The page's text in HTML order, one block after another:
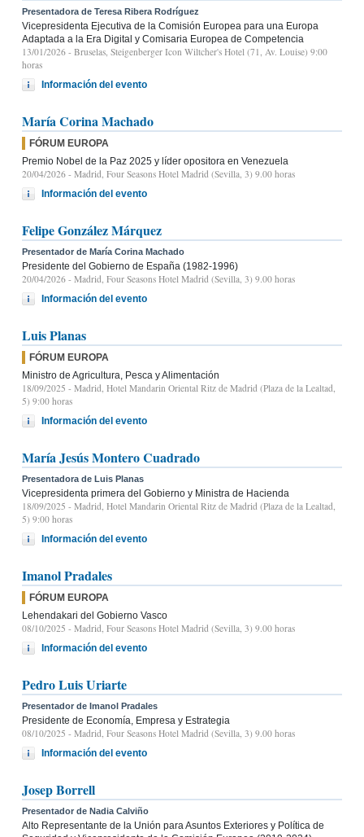
Presentadora de Teresa Ribera Rodríguez
Vicepresidenta Ejecutiva de la Comisión Europea para una Europa
Adaptada a la Era Digital y Comisaria Europea de Competencia
13/01/2026 - Bruselas, Steigenberger Icon Wiltcher's Hotel (71, Av. Louise) 9:00
horas
Información del evento
María Corina Machado
FÓRUM EUROPA
Premio Nobel de la Paz 2025 y líder opositora en Venezuela
20/04/2026 - Madrid, Four Seasons Hotel Madrid (Sevilla, 3) 9.00 horas
Información del evento
Felipe González Márquez
Presentador de María Corina Machado
Presidente del Gobierno de España (1982-1996)
20/04/2026 - Madrid, Four Seasons Hotel Madrid (Sevilla, 3) 9.00 horas
Información del evento
Luis Planas
FÓRUM EUROPA
Ministro de Agricultura, Pesca y Alimentación
18/09/2025 - Madrid, Hotel Mandarin Oriental Ritz de Madrid (Plaza de la Lealtad,
5) 9:00 horas
Información del evento
María Jesús Montero Cuadrado
Presentadora de Luis Planas
Vicepresidenta primera del Gobierno y Ministra de Hacienda
18/09/2025 - Madrid, Hotel Mandarin Oriental Ritz de Madrid (Plaza de la Lealtad,
5) 9:00 horas
Información del evento
Imanol Pradales
FÓRUM EUROPA
Lehendakari del Gobierno Vasco
08/10/2025 - Madrid, Four Seasons Hotel Madrid (Sevilla, 3) 9.00 horas
Información del evento
Pedro Luis Uriarte
Presentador de Imanol Pradales
Presidente de Economía, Empresa y Estrategia
08/10/2025 - Madrid, Four Seasons Hotel Madrid (Sevilla, 3) 9.00 horas
Información del evento
Josep Borrell
Presentador de Nadia Calviño
Alto Representante de la Unión para Asuntos Exteriores y Política de